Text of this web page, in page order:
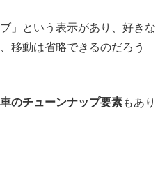
」という表示があり、好きな
移動は省略できるのだろう
車のチューンナップ要素もあり